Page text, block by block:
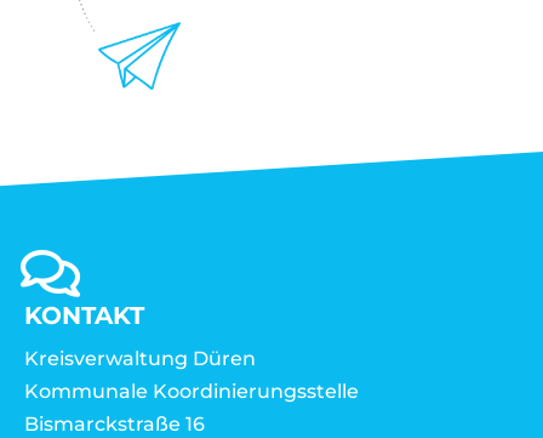
KONTAKT
Kreisverwaltung Düren
Kommunale Koordinierungsstelle
Bismarckstraße 16